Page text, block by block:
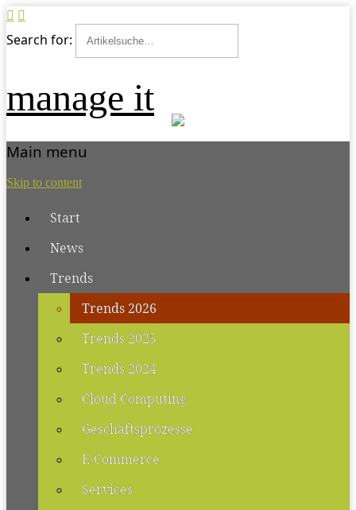
Search for:
manage it
Main menu
Skip to content
Start
News
Trends
Trends 2026
Trends 2025
Trends 2024
Cloud Computing
Geschäftsprozesse
E-Commerce
Services